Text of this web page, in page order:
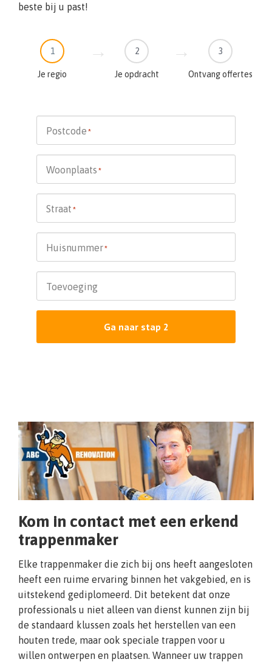
beste bij u past!
1
Je regio
2
Je opdracht
3
Ontvang offertes
Postcode *
Woonplaats *
Straat *
Huisnummer*
Toevoeging
Ga naar stap 2
Kom in contact met een erkend
trappenmaker
Elke trappenmaker die zich bij ons heeft aangesloten
heeft een ruime ervaring binnen het vakgebied, en is
uitstekend gediplomeerd. Dit betekent dat onze
professionals u niet alleen van dienst kunnen zijn bij
de standaard klussen zoals het herstellen van een
houten trede, maar ook speciale trappen voor u
willen ontwerpen en plaatsen. Wanneer uw trappen